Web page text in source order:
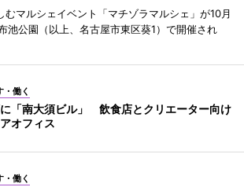
むマルシェイベント「マチゾラマルシェ」が10月
池公園（以上、名古屋市東区葵1）で開催され
・働く
「南大須ビル」 飲食店とクリエーター向け
オフィス
・働く